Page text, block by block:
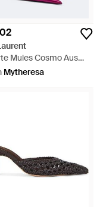
Mules Cosmo Aus
Pink
Mytheresa